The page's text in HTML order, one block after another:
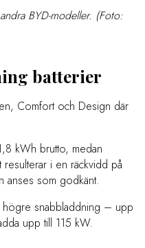
BYD-modeller. (Foto:
batterier
Comfort och Design där
kWh brutto, medan
i en räckvidd på
anses som godkänt.
snabbladdning – upp
upp till 115 kW.